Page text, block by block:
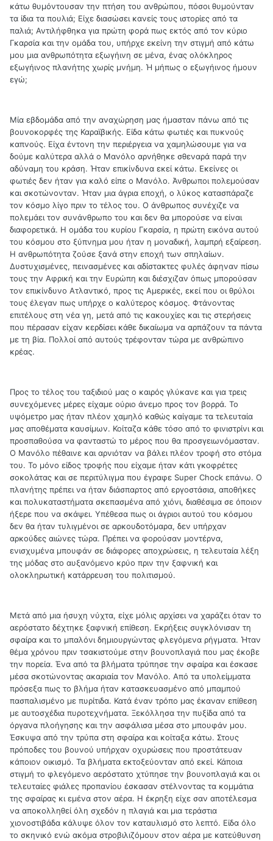
κάτω θυμόντουσαν την πτήση του ανθρώπου, πόσοι θυμούνταν
τα ίδια τα πουλιά; Είχε διασώσει κανείς τους ιστορίες από τα
παλιά; Αντιλήφθηκα για πρώτη φορά πως εκτός από τον κύριο
Γκαρσία και την ομάδα του, υπήρχε εκείνη την στιγμή από κάτω
μου μια ανθρωπότητα εξωγήινη σε μένα, ένας ολόκληρος
εξωγήινος πλανήτης χωρίς μνήμη. Ή μήπως ο εξωγήινος ήμουν
εγώ;
Μία εβδομάδα από την αναχώρηση μας ήμασταν πάνω από τις
βουνοκορφές της Καραϊβικής. Είδα κάτω φωτιές και πυκνούς
καπνούς. Είχα έντονη την περιέργεια να χαμηλώσουμε για να
δούμε καλύτερα αλλά ο Μανόλο αρνήθηκε σθεναρά παρά την
αδύναμη του κράση. Ήταν επικίνδυνα εκεί κάτω. Εκείνες οι
φωτιές δεν ήταν για καλό είπε ο Μανόλο. Άνθρωποι πολεμούσαν
και σκοτώνονταν. Ήταν μια άγρια εποχή, ο λύκος κατασπάραζε
τον κόσμο λίγο πριν το τέλος του. Ο άνθρωπος συνέχιζε να
πολεμάει τον συνάνθρωπο του και δεν θα μπορούσε να είναι
διαφορετικά. Η ομάδα του κυρίου Γκαρσία, η πρώτη εικόνα αυτού
του κόσμου στο ξύπνημα μου ήταν η μοναδική, λαμπρή εξαίρεση.
Η ανθρωπότητα ζούσε ξανά στην εποχή των σπηλαίων.
Δυστυχισμένες, πεινασμένες και αδίστακτες φυλές άφηναν πίσω
τους την Αφρική και την Ευρώπη και διέσχιζαν όπως μπορούσαν
τον επικίνδυνο Ατλαντικό, προς τις Αμερικές, εκεί που οι θρύλοι
τους έλεγαν πως υπήρχε ο καλύτερος κόσμος. Φτάνοντας
επιτέλους στη νέα γη, μετά από τις κακουχίες και τις στερήσεις
που πέρασαν είχαν κερδίσει κάθε δικαίωμα να αρπάζουν τα πάντα
με τη βία. Πολλοί από αυτούς τρέφονταν τώρα με ανθρώπινο
κρέας.
Προς το τέλος του ταξιδιού μας ο καιρός γλύκανε και για τρεις
συνεχόμενες μέρες είχαμε ούριο άνεμο προς τον βορρά. Το
υψόμετρο μας ήταν πλέον χαμηλό καθώς καίγαμε τα τελευταία
μας αποθέματα καυσίμων. Κοίταζα κάθε τόσο από το φινιστρίνι και
προσπαθούσα να φανταστώ το μέρος που θα προσγειωνόμασταν.
Ο Μανόλο πέθαινε και αρνιόταν να βάλει πλέον τροφή στο στόμα
του. Το μόνο είδος τροφής που είχαμε ήταν κάτι γκοφρέτες
σοκολάτας και σε περιτύλιγμα που έγραφε Super Chock επάνω. Ο
πλανήτης πρέπει να ήταν διάσπαρτος από εργοστάσια, αποθήκες
και πολυκαταστήματα σκεπασμένα από χιόνι, διαθέσιμα σε όποιον
ήξερε που να σκάψει. Υπέθεσα πως οι άγριοι αυτού του κόσμου
δεν θα ήταν τυλιγμένοι σε αρκουδοτόμαρα, δεν υπήρχαν
αρκούδες αιώνες τώρα. Πρέπει να φορούσαν μοντέρνα,
ενισχυμένα μπουφάν σε διάφορες αποχρώσεις, η τελευταία λέξη
της μόδας στο αυξανόμενο κρύο πριν την ξαφνική και
ολοκληρωτική κατάρρευση του πολιτισμού.
Μετά από μια ήσυχη νύχτα, είχε μόλις αρχίσει να χαράζει όταν το
αερόστατο δέχτηκε ξαφνική επίθεση. Εκρήξεις συγκλόνισαν τη
σφαίρα και το μπαλόνι δημιουργώντας φλεγόμενα ρήγματα. Ήταν
θέμα χρόνου πριν τσακιστούμε στην βουνοπλαγιά που μας έκοβε
την πορεία. Ένα από τα βλήματα τρύπησε την σφαίρα και έσκασε
μέσα σκοτώνοντας ακαριαία τον Μανόλο. Από τα υπολείμματα
πρόσεξα πως το βλήμα ήταν κατασκευασμένο από μπαμπού
πασπαλισμένο με πυρίτιδα. Κατά έναν τρόπο μας έκαναν επίθεση
με αυτοσχέδια πυροτεχνήματα. Ξεκόλλησα την πυξίδα από τα
όργανα πλοήγησης και την ασφάλισα μέσα στο μπουφάν μου.
Έσκυψα από την τρύπα στη σφαίρα και κοίταξα κάτω. Στους
πρόποδες του βουνού υπήρχαν οχυρώσεις που προστάτευαν
κάποιον οικισμό. Τα βλήματα εκτοξεύονταν από εκεί. Κάποια
στιγμή το φλεγόμενο αερόστατο χτύπησε την βουνοπλαγιά και οι
τελευταίες φιάλες προπανίου έσκασαν στέλνοντας τα κομμάτια
της σφαίρας κι εμένα στον αέρα. Η έκρηξη είχε σαν αποτέλεσμα
να αποκολληθεί όλη σχεδόν η πλαγιά και μια τεράστια
χιονοστιβάδα κάλυψε όλον τον καταυλισμό στο λεπτό. Είδα όλο
το σκηνικό ενώ ακόμα στροβιλιζόμουν στον αέρα με κατεύθυνση